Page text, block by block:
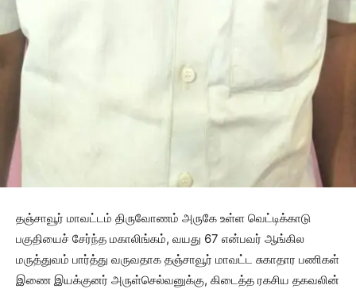
தஞ்சாவூர் மாவட்டம் திருவோணம் அருகே உள்ள வெட்டிக்காடு
பகுதியைச் சேர்ந்த மகாலிங்கம், வயது 67 என்பவர் ஆங்கில
மருத்துவம் பார்த்து வருவதாக தஞ்சாவூர் மாவட்ட சுகாதார பணிகள்
இணை இயக்குனர் அருள்செல்வனுக்கு, கிடைத்த ரகசிய தகவலின்